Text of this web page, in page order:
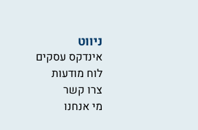
ניווט
אינדקס עסקים
לוח מודעות
צרו קשר
מי אנחנו